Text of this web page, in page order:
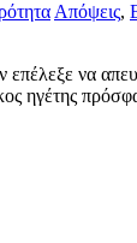
Απόψεις,
να
ηγέτης